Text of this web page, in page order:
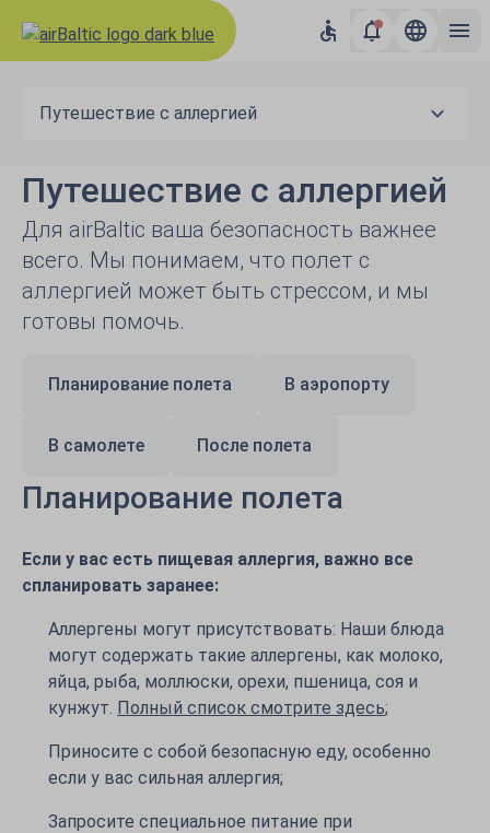
Путешествие с аллергией
Путешествие с аллергией
Для airBaltic ваша безопасность важнее
всего. Мы понимаем, что полет с
аллергией может быть стрессом, и мы
готовы помочь.
Планирование полета В аэропорту
В самолете После полета
Планирование полета
Если у вас есть пищевая аллергия, важно все
спланировать заранее:
Аллергены могут присутствовать: Наши блюда
могут содержать такие аллергены, как молоко,
яйца, рыба, моллюски, орехи, пшеница, соя и
кунжут. Полный список смотрите здесь;
Приносите с собой безопасную еду, особенно
если у вас сильная аллергия;
Запросите специальное питание при